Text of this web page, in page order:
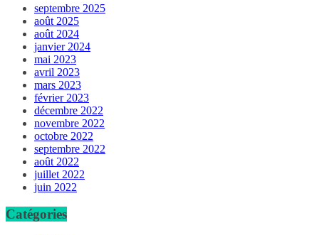
septembre 2025
août 2025
août 2024
janvier 2024
mai 2023
avril 2023
mars 2023
février 2023
décembre 2022
novembre 2022
octobre 2022
septembre 2022
août 2022
juillet 2022
juin 2022
Catégories